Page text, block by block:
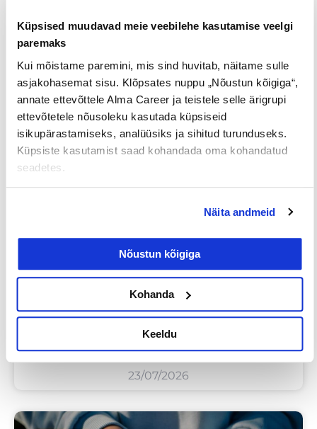
Küpsised muudavad meie veebilehe kasutamise veelgi
paremaks
Kui mõistame paremini, mis sind huvitab, näitame sulle
asjakohasemat sisu. Klõpsates nuppu „Nõustun kõigiga“,
annate ettevõttele Alma Career ja teistele selle ärigrupi
ettevõtetele nõusoleku kasutada küpsiseid
isikupärastamiseks, analüüsiks ja sihitud turunduseks.
Küpsiste kasutamist saad kohandada oma kohandatud
seadetes.
Näita andmeid
Nõustun kõigiga
Kohanda
Keeldu
Loe lisaks
Iga neljas eestlane on käinud
tööintervjuul ilma tegeliku
vahetuskavatsuseta
23/07/2026